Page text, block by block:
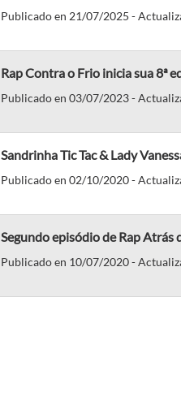
Publicado en 21/07/2025 -
Rap Contra o Frio inicia sua 8ª
Publicado en 03/07/2023 -
Sandrinha Tic Tac & Lady
Publicado en 02/10/2020 -
Segundo episódio de Rap Atrás
Publicado en 10/07/2020 -